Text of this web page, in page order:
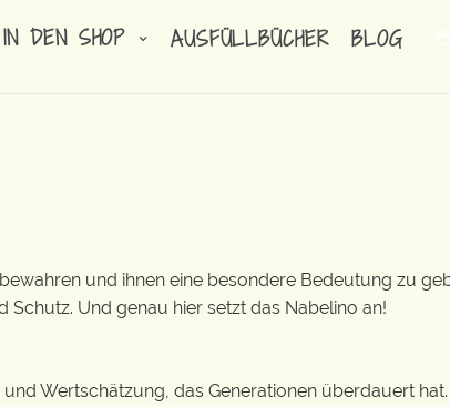
IN DEN SHOP AUSFÜLLBÜCHER BLOG
und ihnen eine besondere Bedeutung zu
Und genau hier setzt das Nabelino an!
Wertschätzung, das Generationen überdauert